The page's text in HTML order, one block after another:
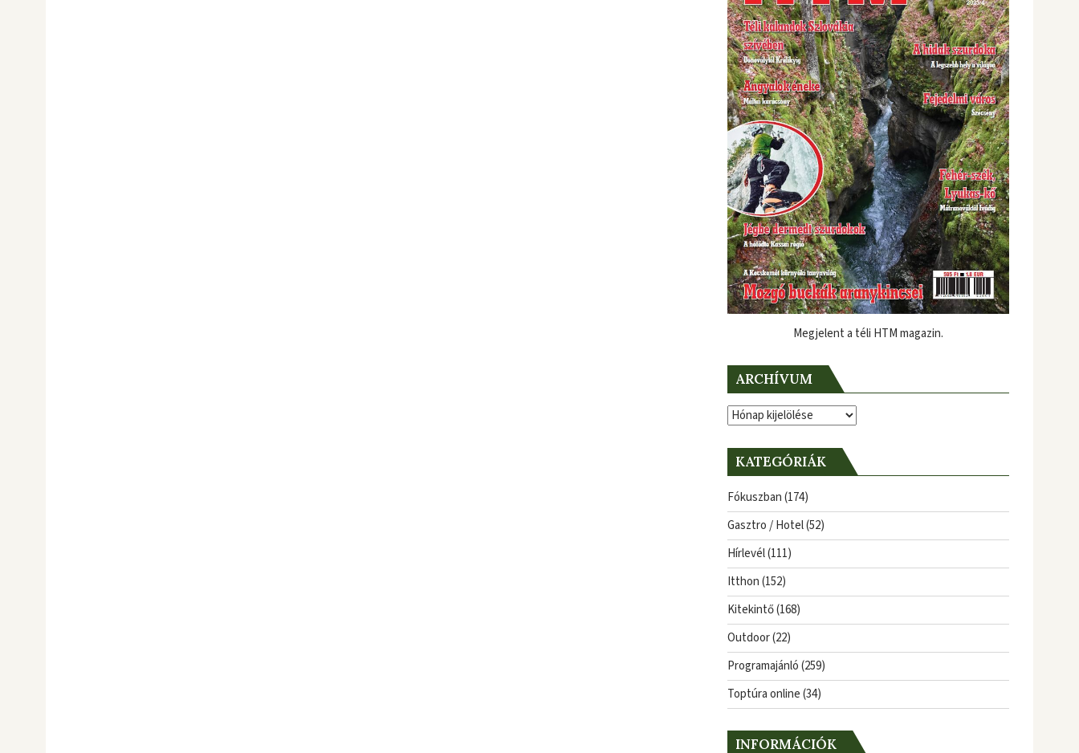
Megjelent a téli HTM magazin.
ARCHÍVUM
Archívum
KATEGÓRIÁK
Fókuszban(174)
Gasztro / Hotel(52)
Hírlevél(111)
Itthon(152)
Kitekintő(168)
Outdoor(22)
Programajánló(259)
Toptúra online(34)
INFORMÁCIÓK